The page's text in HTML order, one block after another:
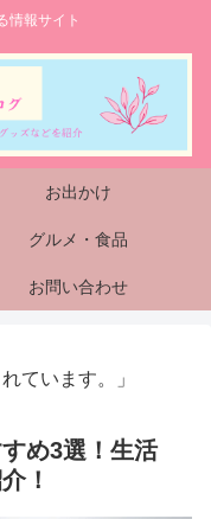
情報サイト
お出かけ
グルメ・食品
お問い合わせ
ています。」
め3選！生活
！